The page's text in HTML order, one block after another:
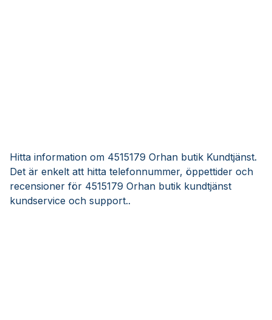
Hitta information om 4515179 Orhan butik Kundtjänst.
Det är enkelt att hitta telefonnummer, öppettider och
recensioner för 4515179 Orhan butik kundtjänst
kundservice och support..